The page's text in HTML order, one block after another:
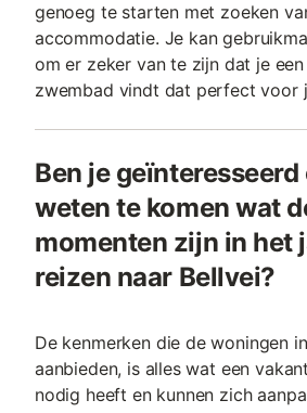
genoeg te starten met zoeken
accommodatie. Je kan
om er zeker van te zijn dat je
zwembad vindt dat perfect voor
Ben je geïnteresseerd
weten te komen wat
momenten zijn in het
reizen naar Bellvei?
De kenmerken die de woningen
aanbieden, is alles wat een
nodig heeft en kunnen zich